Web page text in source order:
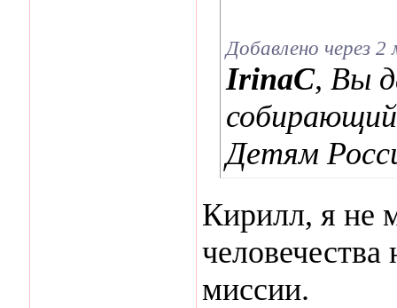
Добавлено через
IrinaC, Вы
Детям
Кирилл, я не
человечества
миссии.